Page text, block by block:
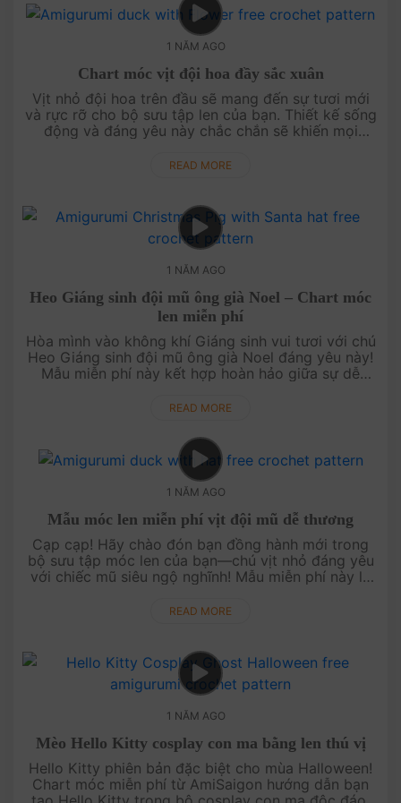
1 NĂM AGO
Chart móc vịt đội hoa đầy sắc xuân
Vịt nhỏ đội hoa trên đầu sẽ mang đến sự tươi mới
và rực rỡ cho bộ sưu tập len của bạn. Thiết kế sống
động và đáng yêu này chắc chắn sẽ khiến mọi
ý tưởng thành hiện thực!....
READ MORE
1 NĂM AGO
Heo Giáng sinh đội mũ ông già Noel – Chart móc
len miễn phí
Hòa mình vào không khí Giáng sinh vui tươi với chú
Heo Giáng sinh đội mũ ông già Noel đáng yêu này!
Mẫu miễn phí này kết hợp hoàn hảo giữa sự dễ
qua cho n....
READ MORE
1 NĂM AGO
Mẫu móc len miễn phí vịt đội mũ dễ thương
Cạp cạp! Hãy chào đón bạn đồng hành mới trong
bộ sưu tập móc len của bạn—chú vịt nhỏ đáng yêu
với chiếc mũ siêu ngộ nghĩnh! Mẫu miễn phí này là
dự án của bạn. Kết hợp c....
READ MORE
1 NĂM AGO
Mèo Hello Kitty cosplay con ma bằng len thú vị
Hello Kitty phiên bản đặc biệt cho mùa Halloween!
Chart móc miễn phí từ AmiSaigon hướng dẫn bạn